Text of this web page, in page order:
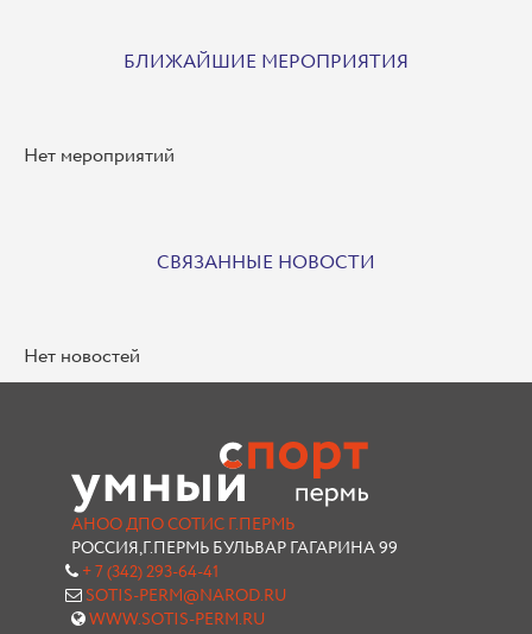
БЛИЖАЙШИЕ МЕРОПРИЯТИЯ
Нет мероприятий
СВЯЗАННЫЕ НОВОСТИ
Нет новостей
АНОО ДПО СОТИС Г.ПЕРМЬ
РОССИЯ,Г.ПЕРМЬ БУЛЬВАР ГАГАРИНА 99
+ 7 (342) 293-64-41
SOTIS-PERM@NAROD.RU
WWW.SOTIS-PERM.RU